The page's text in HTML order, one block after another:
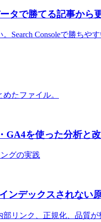
タで勝てる記事から
Search Consoleで勝ち
たファイル。
GA4を使った分析と
グの実践
ンデックスされない
リンク、正規化、品質が